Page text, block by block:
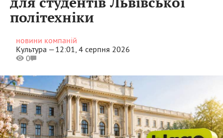
для студентів Львівської
політехніки
новини компаній
Культура —12:01, 4 серпня 2026
0